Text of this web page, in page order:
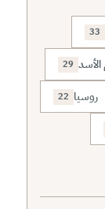
33
29
روسيا 22